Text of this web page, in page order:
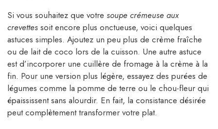
Si vous souhaitez que votre soupe crémeuse aux
crevettes soit encore plus onctueuse, voici quelques
astuces simples. Ajoutez un peu plus de crème fraîche
ou de lait de coco lors de la cuisson. Une autre astuce
est d’incorporer une cuillère de fromage à la crème à la
fin. Pour une version plus légère, essayez des purées de
légumes comme la pomme de terre ou le chou-fleur qui
épaississent sans alourdir. En fait, la consistance désirée
peut complètement transformer votre plat.